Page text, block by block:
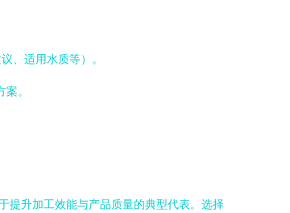
、适用水质等）。
。
提升加工效能与产品质量的典型代表。选择